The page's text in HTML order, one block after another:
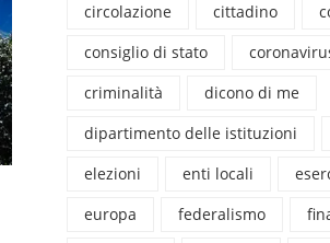
circolazione
cittadino
consiglio di stato
criminalità
dicono di me
dipartimento delle istituzioni
elezioni
enti locali
europa
federalismo